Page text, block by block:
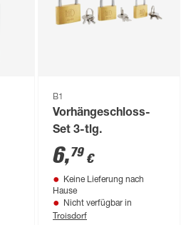
B1
Vorhängeschloss-
Set 3-tlg.
6,79 €
Keine Lieferung nach
Hause
Nicht verfügbar in
Troisdorf